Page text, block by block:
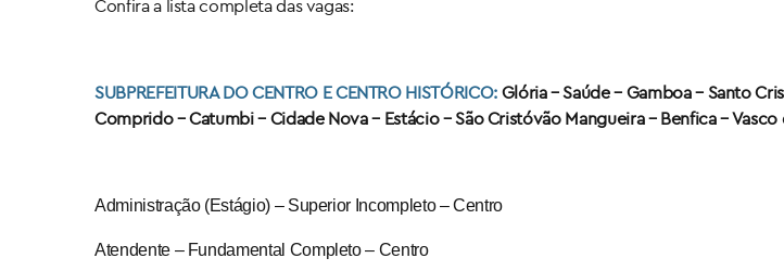
Confira a lista completa das vagas:
SUBPREFEITURA DO CENTRO E CENTRO HISTÓRICO:Glória – Saúde – Gamboa – Santo
Comprido – Catumbi – Cidade Nova – Estácio – São Cristóvão Mangueira – Benfica – Vasco
Administração (Estágio) – Superior Incompleto – Centro
Atendente – Fundamental Completo – Centro